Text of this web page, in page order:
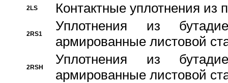
2LS Контактные уплотнения из
2RS1
Уплотнения из
армированные листовой
2RSH
Уплотнения из
армированные листовой